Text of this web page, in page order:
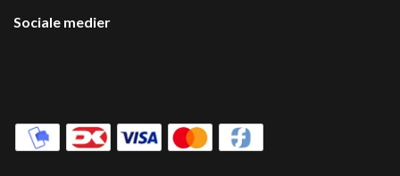
Sociale medier